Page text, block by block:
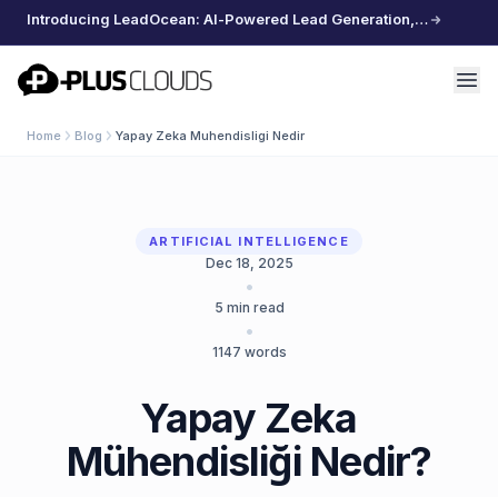
Introducing LeadOcean: AI-Powered Lead Generation, Curated Data, Effortless Scaling
PlusClouds
Home Blog Yapay Zeka Muhendisligi Nedir
ARTIFICIAL INTELLIGENCE
Dec 18, 2025
•
5 min read
•
1147 words
Yapay Zeka
Mühendisliği Nedir?